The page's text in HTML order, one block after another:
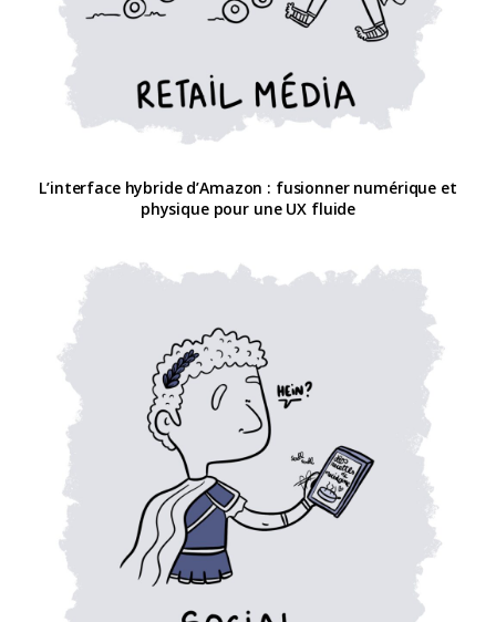
L’interface hybride d’Amazon : fusionner numérique et
physique pour une UX fluide